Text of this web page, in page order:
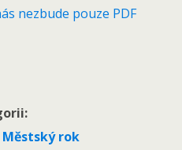
nezbude pouze PDF
rok